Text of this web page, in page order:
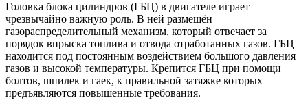
Головка блока цилиндров (ГБЦ) в двигателе играет
чрезвычайно важную роль. В ней размещён
газораспределительный механизм, который отвечает за
порядок впрыска топлива и отвода отработанных газов. ГБЦ
находится под постоянным воздействием большого давления
газов и высокой температуры. Крепится ГБЦ при помощи
болтов, шпилек и гаек, к правильной затяжке которых
предъявляются повышенные требования.